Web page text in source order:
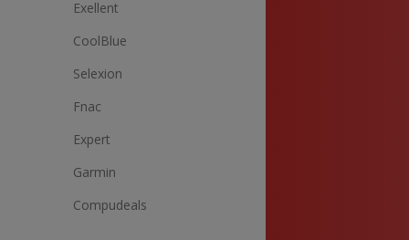
Exellent
CoolBlue
Selexion
Fnac
Expert
Garmin
Compudeals